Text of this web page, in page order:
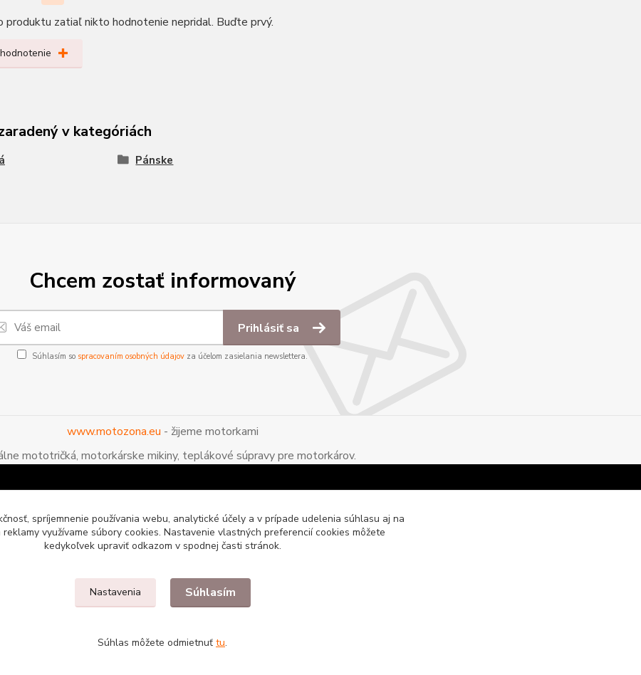
produktu zatiaľ nikto hodnotenie nepridal. Buďte prvý.
v kategóriách
Pánske
Chcem zostať informovaný
Prihlásiť sa
Súhlasím so spracovaním osobných údajov za účelom zasielania newslettera.
www.motozona.eu - žijeme motorkami
mototričká, motorkárske mikiny, teplákové súpravy pre motorkárov.
spríjemnenie používania webu, analytické účely a v prípade udelenia súhlasu aj na
využívame súbory cookies. Nastavenie vlastných preferencií cookies môžete
kedykoľvek upraviť odkazom v spodnej časti stránok.
Nastavenia Súhlasím
Súhlas môžete odmietnuť tu.